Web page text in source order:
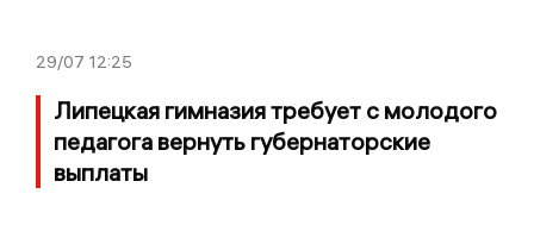
29/07 12:25
Липецкая гимназия требует с молодого
педагога вернуть губернаторские
выплаты